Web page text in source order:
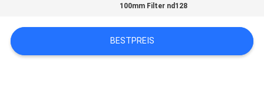
FORDERN
SIE
100mm Filter nd128
BESTPREIS